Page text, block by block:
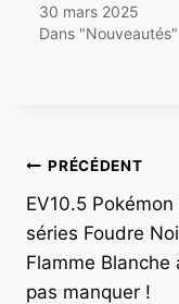
30 mars 2025
Dans "Nouveautés"
Navigation
de
l’article
PRÉCÉDENT
EV10.5 Pokémon
séries Foudre
Flamme Blanche
pas manquer !